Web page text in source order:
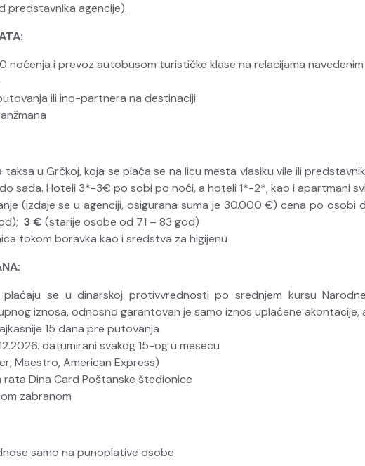
predstavnika agencije).
noćenja i prevoz autobusom turističke klase na relacijama
ili ino-partnera na destinaciji
taksa u Grčkoj, koja se plaća se na licu mesta vlasiku vile ili
sada. Hoteli 3*-3€ po sobi po noći, a hoteli 1*-2*, kao i apartmani
(izdaje se u agenciji, osigurana suma je 30.000 €) cena po osobi
3 € (starije osobe od 71 – 83 god)
tokom boravka kao i sredstva za higijenu
se u dinarskoj protivvrednosti po srednjem kursu
iznosa, odnosno garantovan je samo iznos uplaćene
15 dana pre putovanja
datumirani svakog 15-og u mesecu
Maestro, American Express)
Dina Card Poštanske štedionice
zabranom
samo na punoplative osobe